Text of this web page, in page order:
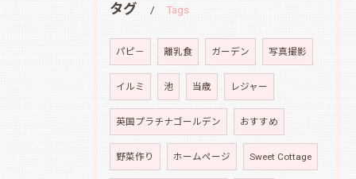
タグ Tags
パピ－ 離乳食 ガーデン 写真撮影
イルミ 池 当歳 レジャー
英国プラチナゴールデン おすすめ
野菜作り ホームページ Sweet Cottage